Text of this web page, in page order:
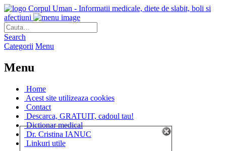
Corpul Uman - Informatii medicale, diete de slabit, boli si
afectiuni
Search
Categorii Menu
Menu
Home
Acest site utilizeaza cookies
Contact
Descarca, GRATUIT, cadoul tau!
Dictionar medical
Dr. Cristina IANUC
Linkuri utile